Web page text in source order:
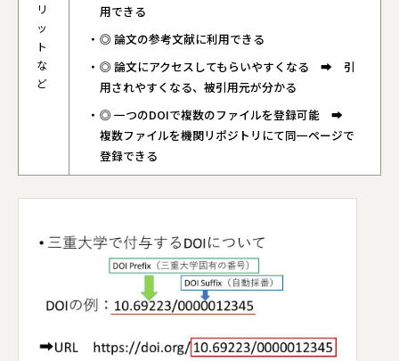
リ
ッ
ト
な
ど
用できる
◎ 論文の参考文献に利用できる
◎ 論文にアクセスしてもらいやすくなる ➡ 引
用されやすくなる、被引用元が分かる
◎ 一つのDOIで複数のファイルを登録可能 ➡
複数ファイルを機関リポジトリにて同一ページで
登録できる